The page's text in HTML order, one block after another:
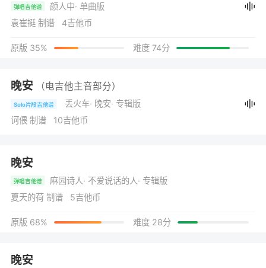
弹唱吉他谱 颜人中· 单曲版
袁崔挺 制谱 4吉他币
原版 35% 难度 74分
晚安 （电吉他主音部分）
Solo片段吉他谱 丢火车· 晚安· 专辑版
诃偎 制谱 10吉他币
晚安
弹唱吉他谱 麻园诗人· 不爱说话的人· 专辑版
夏天的荷 制谱 5吉他币
原版 68% 难度 28分
晚安